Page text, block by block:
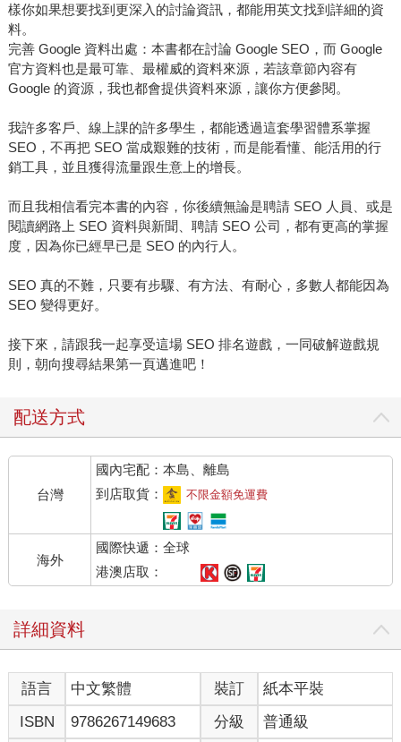
樣你如果想要找到更深入的討論資訊，都能用英文找到詳細的資
料。
完善 Google 資料出處：本書都在討論 Google SEO，而 Google
官方資料也是最可靠、最權威的資料來源，若該章節內容有
Google 的資源，我也都會提供資料來源，讓你方便參閱。
我許多客戶、線上課的許多學生，都能透過這套學習體系掌握
SEO，不再把 SEO 當成艱難的技術，而是能看懂、能活用的行
銷工具，並且獲得流量跟生意上的增長。
而且我相信看完本書的內容，你後續無論是聘請 SEO 人員、或是
閱讀網路上 SEO 資料與新聞、聘請 SEO 公司，都有更高的掌握
度，因為你已經早已是 SEO 的內行人。
SEO 真的不難，只要有步驟、有方法、有耐心，多數人都能因為
SEO 變得更好。
接下來，請跟我一起享受這場 SEO 排名遊戲，一同破解遊戲規
則，朝向搜尋結果第一頁邁進吧！
配送方式
台灣
國內宅配：本島、離島
到店取貨：
不限金額免運費
海外
國際快遞：全球
港澳店取：
詳細資料
語言 中文繁體 裝訂
紙本平裝
ISBN
9786267149683 分級 普通級